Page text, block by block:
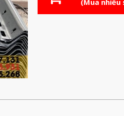
(Mua nhiều